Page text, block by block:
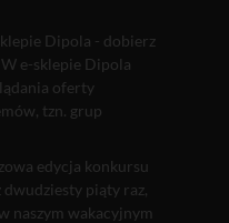
Dipola - dobierz
e-sklepie Dipola
oferty
tzn. grup
edycja konkursu
dwudziesty piąty raz,
naszym wakacyjnym